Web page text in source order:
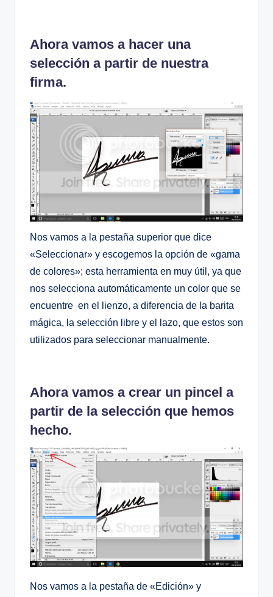
Ahora vamos a hacer una
selección a partir de nuestra
firma.
Nos vamos a la pestaña superior que dice
«Seleccionar» y escogemos la opción de «gama
de colores»; esta herramienta en muy útil, ya que
nos selecciona automáticamente un color que se
encuentre en el lienzo, a diferencia de la barita
mágica, la selección libre y el lazo, que estos son
utilizados para seleccionar manualmente.
Ahora vamos a crear un pincel a
partir de la selección que hemos
hecho.
Nos vamos a la pestaña de «Edición» y